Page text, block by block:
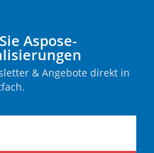
Aspose-
& Angebote direkt in